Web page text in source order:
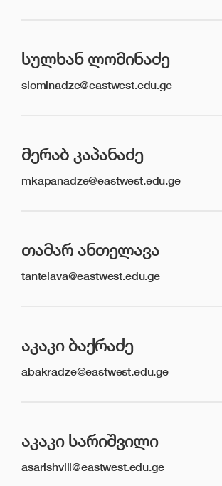
ᲡᲣᲚᲮᲐᲜ ᲚᲝᲛᲘᲜᲐᲫᲔ
slominadze@eastwest.edu.ge
ᲛᲔᲠᲐᲑ ᲙᲐᲞᲐᲜᲐᲫᲔ
mkapanadze@eastwest.edu.ge
ᲗᲐᲛᲐᲠ ᲐᲜᲗᲔᲚᲐᲕᲐ
tantelava@eastwest.edu.ge
ᲐᲙᲐᲙᲘ ᲑᲐᲥᲠᲐᲫᲔ
abakradze@eastwest.edu.ge
ᲐᲙᲐᲙᲘ ᲡᲐᲠᲘᲨᲕᲘᲚᲘ
asarishvili@eastwest.edu.ge